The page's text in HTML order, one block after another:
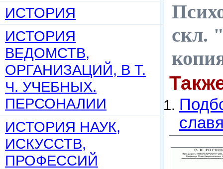
ИСТОРИЯ
ИСТОРИЯ
ВЕДОМСТВ,
ОРГАНИЗАЦИЙ, В Т.
Ч. УЧЕБНЫХ.
ПЕРСОНАЛИИ
ИСТОРИЯ НАУК,
ИСКУССТВ,
ПРОФЕССИЙ
скл.